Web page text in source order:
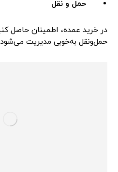
حمل و نقل
در خرید عمده، اطمینان حاصل
حمل‌ونقل به‌خوبی مدیریت